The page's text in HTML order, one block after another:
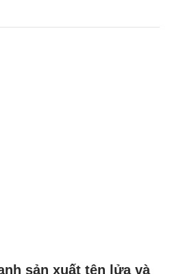
sản xuất tên lửa và